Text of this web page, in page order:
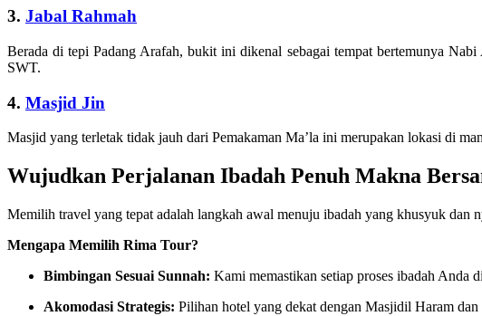
3. Jabal Rahmah
Berada di tepi Padang Arafah, bukit ini dikenal sebagai tempat bertemunya
SWT.
4. Masjid Jin
Masjid yang terletak tidak jauh dari Pemakaman Ma’la ini merupakan lokasi di
Wujudkan Perjalanan Ibadah Penuh Makna
Memilih travel yang tepat adalah langkah awal menuju ibadah yang khusyuk dan
Mengapa Memilih Rima Tour?
Bimbingan Sesuai Sunnah: Kami memastikan setiap proses ibadah Anda
Akomodasi Strategis: Pilihan hotel yang dekat dengan Masjidil Haram